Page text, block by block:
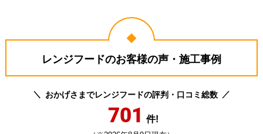
レンジフードのお客様の声・施工事例
おかげさまでレンジフードの評判・口コミ総数
701 件!